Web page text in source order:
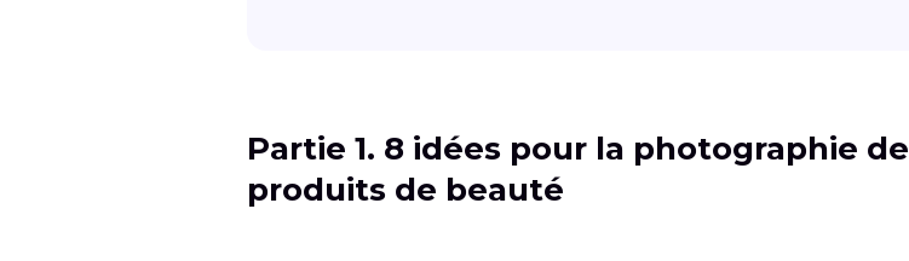
Partie 1. 8 idées pour la photographie de
produits de beauté